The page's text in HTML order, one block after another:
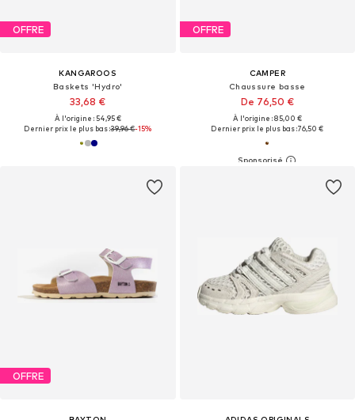
OFFRE
KANGAROOS
Baskets 'Hydro'
33,68 €
À l'origine : 54,95 €
Dernier prix le plus bas :39,96 €-15%
OFFRE
CAMPER
Chaussure basse
De 76,50 €
À l'origine : 85,00 €
Dernier prix le plus bas :76,50 €
OFFRE